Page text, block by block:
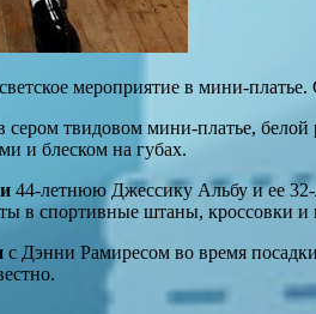
мероприятие в мини-
сером твидовом мини-платье,
и блеском на губах.
44-летнюю Джессику Альбу и ее
в спортивные штаны, кроссовки
с Дэнни Рамиресом во время